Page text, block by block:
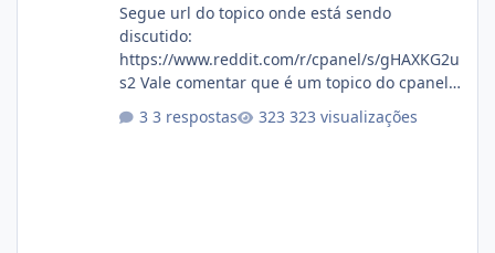
Segue url do topico onde está sendo
discutido:
https://www.reddit.com/r/cpanel/s/gHAXKG2u
s2 Vale comentar que é um topico do cpanel...
Não sei como ta a pegada no da.
3 respostas 323 visualizações